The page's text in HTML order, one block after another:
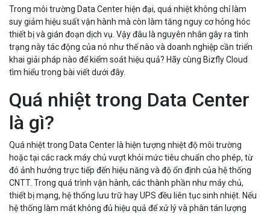
Trong môi trường Data Center hiện đại, quá nhiệt không chỉ làm
suy giảm hiệu suất vận hành mà còn làm tăng nguy cơ hỏng hóc
thiết bị và gián đoạn dịch vụ. Vậy đâu là nguyên nhân gây ra tình
trạng này tác động của nó như thế nào và doanh nghiệp cần triển
khai giải pháp nào để kiểm soát hiệu quả? Hãy cùng Bizfly Cloud
tìm hiểu trong bài viết dưới đây.
Quá nhiệt trong Data Center
là gì?
Quá nhiệt trong Data Center là hiện tượng nhiệt độ môi trường
hoặc tại các rack máy chủ vượt khỏi mức tiêu chuẩn cho phép, từ
đó ảnh hưởng trực tiếp đến hiệu năng và độ ổn định của hệ thống
CNTT. Trong quá trình vận hành, các thành phần như máy chủ,
thiết bị mạng, hệ thống lưu trữ hay UPS đều liên tục sinh nhiệt. Nếu
hệ thống làm mát không đủ hiệu quả để xử lý và phân tán lượng